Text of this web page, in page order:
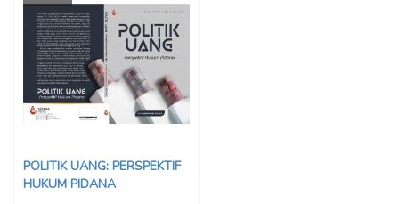
POLITIK UANG: PERSPEKTIF
HUKUM PIDANA